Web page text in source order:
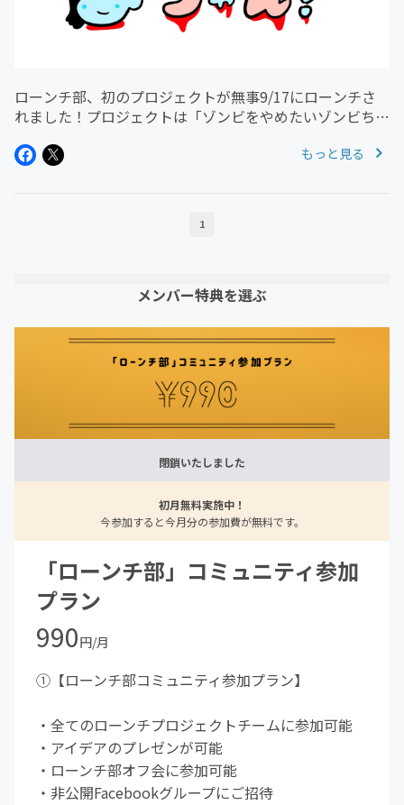
ローンチ部、初のプロジェクトが無事9/17にローンチさ
れました！プロジェクトは「ゾンビをやめたいゾンビちゃ
画】というコンセプトです。詳細は以下にて
もっと見る
1
メンバー特典を選ぶ
閉鎖いたしました
初月無料実施中！
今参加すると今月分の参加費が無料です。
「ローンチ部」コミュニティ参加
プラン
990円/月
①【ローンチ部コミュニティ参加プラン】
・全てのローンチプロジェクトチームに参加可能
・アイデアのプレゼンが可能
・ローンチ部オフ会に参加可能
・非公開Facebookグループにご招待